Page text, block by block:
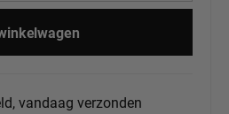
vandaag verzonden